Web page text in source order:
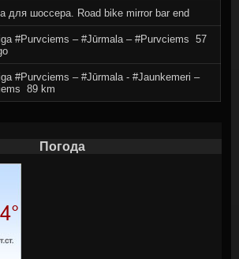
для шоссера. Road bike mirror bar end
#Purvciems – #Jūrmala – #Purvciems ‍ 57
#Purvciems – #Jūrmala - #Jaunkemeri –
89 km
Погода